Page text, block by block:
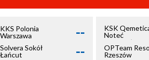
KKS Polonia
Warszawa
--
Solvera Sokół
Łańcut
--
KSK
Noteć
Inowrocław
OPTeam
Rzeszów